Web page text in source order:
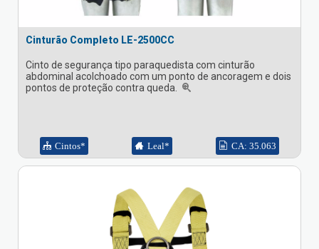
Cinturão Completo LE-2500CC
Cinto de segurança tipo paraquedista com cinturão
abdominal acolchoado com um ponto de ancoragem e dois
pontos de proteção contra queda.
Cintos* Leal* CA: 35.063